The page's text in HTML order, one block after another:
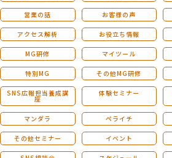
営業の話 お客様の声
アクセス解析 お役立ち情報
MG研修 マイツール
特別MG その他MG研修
SNS広報担当養成講
座
体験セミナー
マンダラ ペライチ
その他セミナー イベント